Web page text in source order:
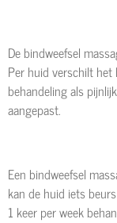
De bindweefsel
Per huid verschilt
behandeling als
aangepast.
Een bindweefsel
kan de huid iets
1 keer per week